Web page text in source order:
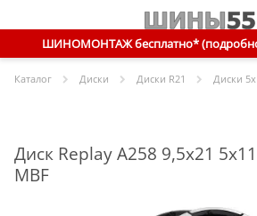
ШИНОМОНТАЖ бесплатно*
Каталог Диски Диски R21 Диски
Диск Replay A258 9,5x21
MBF